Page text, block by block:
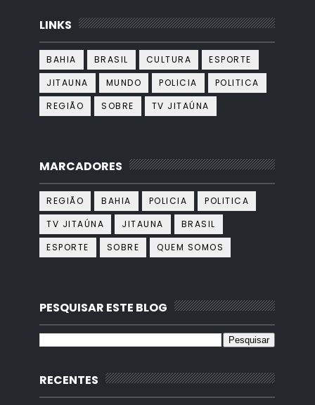
LINKS
BAHIA BRASIL CULTURA
ESPORTE
JITAUNA
MUNDO POLICIA
POLITICA
REGIÃO
SOBRE TV JITAÚNA
MARCADORES
REGIÃO BAHIA POLICIA
POLITICA
TV JITAÚNA
JITAUNA
BRASIL
ESPORTE
SOBRE QUEM SOMOS
PESQUISAR ESTE BLOG
RECENTES